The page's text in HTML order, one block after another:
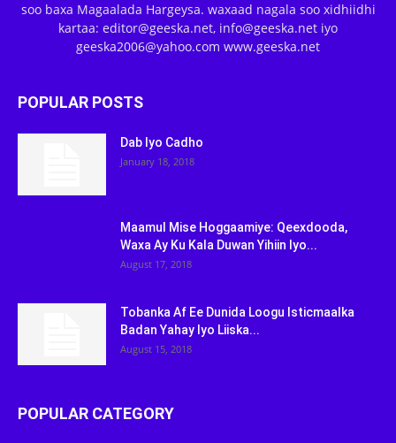
soo baxa Magaalada Hargeysa. waxaad nagala soo xidhiidhi
kartaa: editor@geeska.net, info@geeska.net iyo
geeska2006@yahoo.com www.geeska.net
POPULAR POSTS
Dab Iyo Cadho
January 18, 2018
Maamul Mise Hoggaamiye: Qeexdooda,
Waxa Ay Ku Kala Duwan Yihiin Iyo...
August 17, 2018
Tobanka Af Ee Dunida Loogu Isticmaalka
Badan Yahay Iyo Liiska...
August 15, 2018
POPULAR CATEGORY